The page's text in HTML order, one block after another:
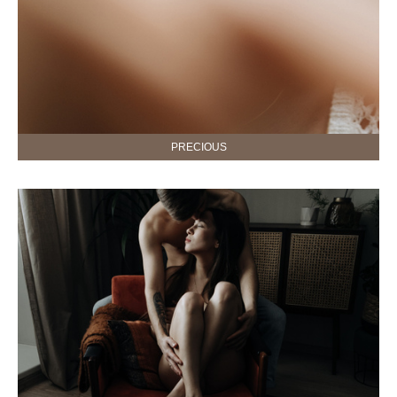
PRECIOUS